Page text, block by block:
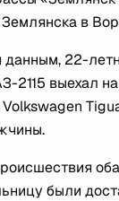
в
22-
2115 выехал
Volkswagen
были